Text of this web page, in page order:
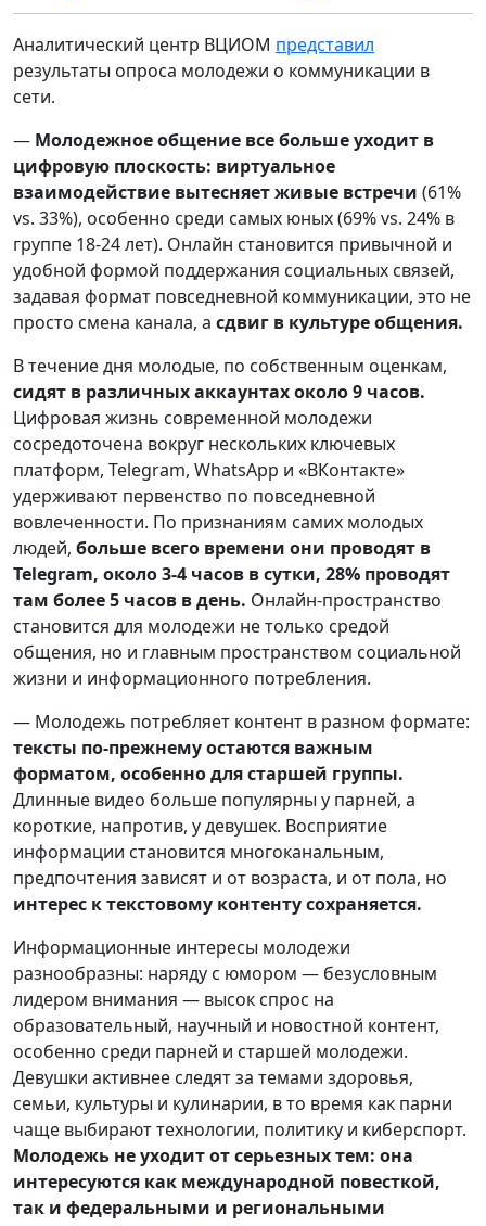
Аналитический центр ВЦИОМ представил
результаты опроса молодежи о коммуникации в
сети.
— Молодежное общение все больше уходит в
цифровую плоскость: виртуальное
взаимодействие вытесняет живые встречи (61%
vs. 33%), особенно среди самых юных (69% vs. 24% в
группе 18-24 лет). Онлайн становится привычной и
удобной формой поддержания социальных связей,
задавая формат повседневной коммуникации, это не
просто смена канала, а сдвиг в культуре общения.
В течение дня молодые, по собственным оценкам,
сидят в различных аккаунтах около 9 часов.
Цифровая жизнь современной молодежи
сосредоточена вокруг нескольких ключевых
платформ, Telegram, WhatsApp и «ВКонтакте»
удерживают первенство по повседневной
вовлеченности. По признаниям самих молодых
людей, больше всего времени они проводят в
Telegram, около 3-4 часов в сутки, 28% проводят
там более 5 часов в день. Онлайн-пространство
становится для молодежи не только средой
общения, но и главным пространством социальной
жизни и информационного потребления.
— Молодежь потребляет контент в разном формате:
тексты по-прежнему остаются важным
форматом, особенно для старшей группы.
Длинные видео больше популярны у парней, а
короткие, напротив, у девушек. Восприятие
информации становится многоканальным,
предпочтения зависят и от возраста, и от пола, но
интерес к текстовому контенту сохраняется.
Информационные интересы молодежи
разнообразны: наряду с юмором — безусловным
лидером внимания — высок спрос на
образовательный, научный и новостной контент,
особенно среди парней и старшей молодежи.
Девушки активнее следят за темами здоровья,
семьи, культуры и кулинарии, в то время как парни
чаще выбирают технологии, политику и киберспорт.
Молодежь не уходит от серьезных тем: она
интересуются как международной повесткой,
так и федеральными и региональными